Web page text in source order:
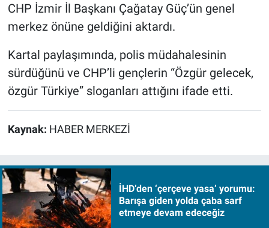
CHP İzmir İl Başkanı Çağatay Güç’ün genel
merkez önüne geldiğini aktardı.
Kartal paylaşımında, polis müdahalesinin
sürdüğünü ve CHP’li gençlerin “Özgür gelecek,
özgür Türkiye” sloganları attığını ifade etti.
Kaynak: HABER MERKEZİ
İHD’den ‘çerçeve yasa’ yorumu:
Barışa giden yolda çaba sarf
etmeye devam edeceğiz